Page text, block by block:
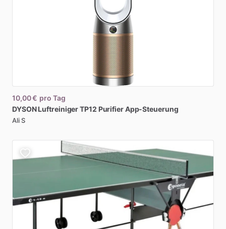
10,00 € pro Tag
DYSON LuftreinigerTP12 PurifierApp-Steuerung
Ali S